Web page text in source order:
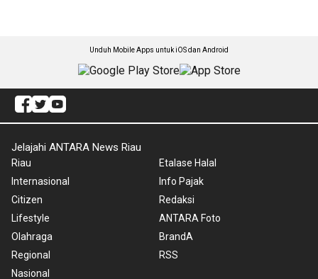
Unduh Mobile Apps untuk iOS dan Android
Jelajahi ANTARA News Riau
Riau
Internasional
Citizen
Lifestyle
Olahraga
Regional
Nasional
Etalase Halal
Info Pajak
Redaksi
ANTARA Foto
BrandA
RSS